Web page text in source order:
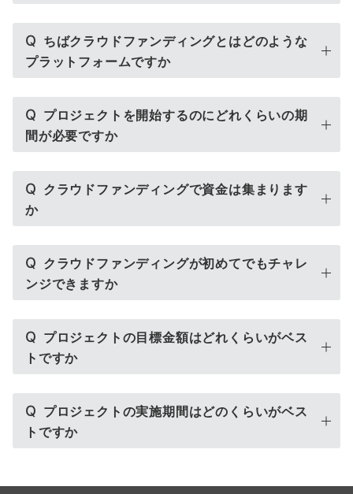
Q ちばクラウドファンディングとはどのような
プラットフォームですか
Q プロジェクトを開始するのにどれくらいの期
間が必要ですか
Q クラウドファンディングで資金は集まります
か
Q クラウドファンディングが初めてでもチャレ
ンジできますか
Q プロジェクトの目標金額はどれくらいがベス
トですか
Q プロジェクトの実施期間はどのくらいがベス
トですか